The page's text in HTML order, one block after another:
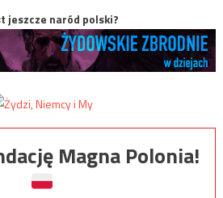
jeszcze naród polski?
Magna Polonia!